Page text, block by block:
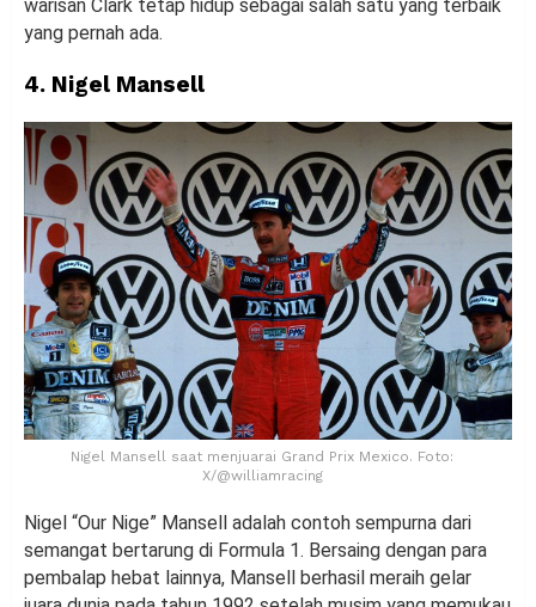
warisan Clark tetap hidup sebagai salah satu yang terbaik
yang pernah ada.
4. Nigel Mansell
Nigel Mansell saat menjuarai Grand Prix Mexico. Foto:
X/@williamracing
Nigel “Our Nige” Mansell adalah contoh sempurna dari
semangat bertarung di Formula 1. Bersaing dengan para
pembalap hebat lainnya, Mansell berhasil meraih gelar